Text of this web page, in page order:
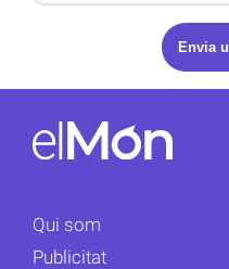
Qui som
Publicitat